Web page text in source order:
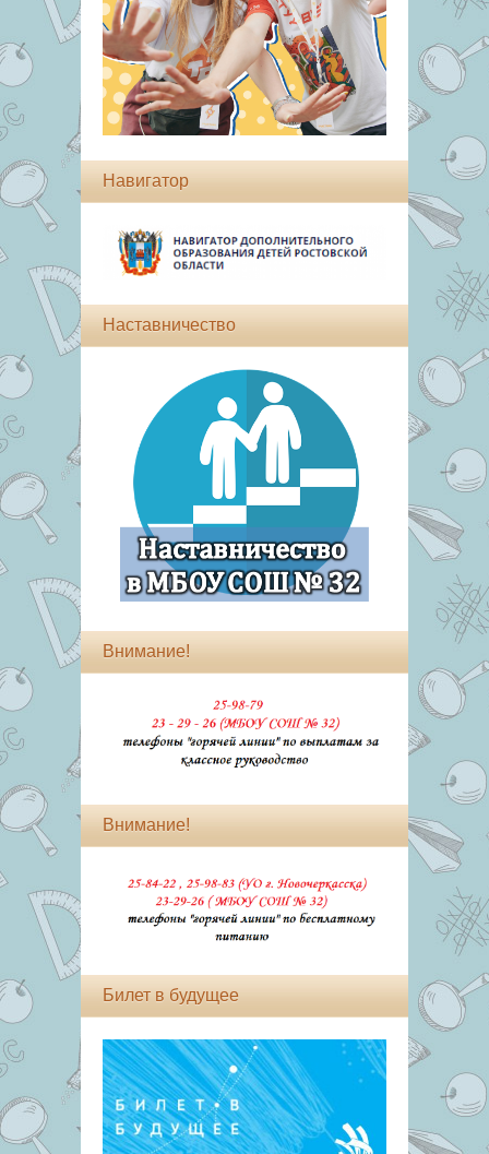
Навигатор
Наставничество
Внимание!
Внимание!
Билет в будущее